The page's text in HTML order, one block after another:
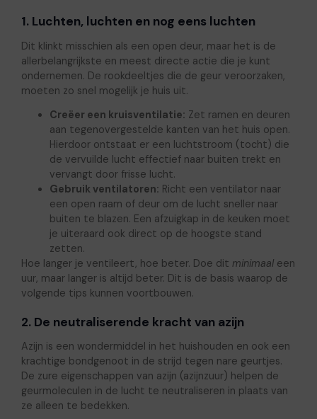
1. Luchten, luchten en nog eens luchten
Dit klinkt misschien als een open deur, maar het is de
allerbelangrijkste en meest directe actie die je kunt
ondernemen. De rookdeeltjes die de geur veroorzaken,
moeten zo snel mogelijk je huis uit.
Creëer een kruisventilatie: Zet ramen en deuren
aan tegenovergestelde kanten van het huis open.
Hierdoor ontstaat er een luchtstroom (tocht) die
de vervuilde lucht effectief naar buiten trekt en
vervangt door frisse lucht.
Gebruik ventilatoren: Richt een ventilator naar
een open raam of deur om de lucht sneller naar
buiten te blazen. Een afzuigkap in de keuken moet
je uiteraard ook direct op de hoogste stand
zetten.
Hoe langer je ventileert, hoe beter. Doe dit minimaaleen
uur, maar langer is altijd beter. Dit is de basis waarop de
volgende tips kunnen voortbouwen.
2. De neutraliserende kracht van azijn
Azijn is een wondermiddel in het huishouden en ook een
krachtige bondgenoot in de strijd tegen nare geurtjes.
De zure eigenschappen van azijn (azijnzuur) helpen de
geurmoleculen in de lucht te neutraliseren in plaats van
ze alleen te bedekken.